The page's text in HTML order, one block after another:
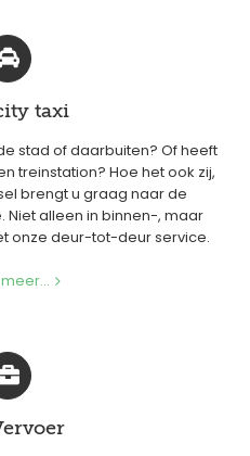
taxi
stad of daarbuiten? Of heeft
treinstation? Hoe het ook zij,
brengt u graag naar de
Niet alleen in binnen-, maar
onze deur-tot-deur service.